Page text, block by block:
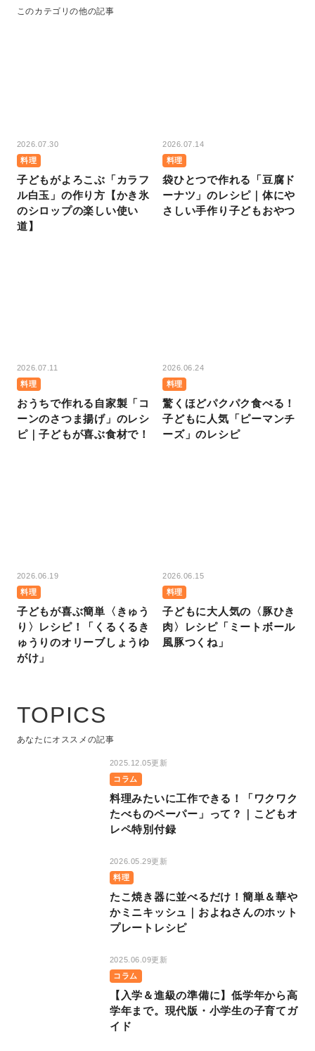
このカテゴリの他の記事
2026.07.30
料理
子どもがよろこぶ「カラフ
ル白玉」の作り方【かき氷
のシロップの楽しい使い
道】
2026.07.14
料理
袋ひとつで作れる「豆腐ド
ーナツ」のレシピ｜体にや
さしい手作り子どもおやつ
2026.07.11
料理
おうちで作れる自家製「コ
ーンのさつま揚げ」のレシ
ピ｜子どもが喜ぶ食材で！
2026.06.24
料理
驚くほどパクパク食べる！
子どもに人気「ピーマンチ
ーズ」のレシピ
2026.06.19
料理
子どもが喜ぶ簡単〈きゅう
り〉レシピ！「くるくるき
ゅうりのオリーブしょうゆ
がけ」
2026.06.15
料理
子どもに大人気の〈豚ひき
肉〉レシピ「ミートボール
風豚つくね」
TOPICS
あなたにオススメの記事
2025.12.05更新
コラム
料理みたいに工作できる！「ワクワク
たべものペーパー」って？｜こどもオ
レペ特別付録
2026.05.29更新
料理
たこ焼き器に並べるだけ！簡単＆華や
かミニキッシュ｜およねさんのホット
プレートレシピ
2025.06.09更新
コラム
【入学＆進級の準備に】低学年から高
学年まで。現代版・小学生の子育てガ
イド